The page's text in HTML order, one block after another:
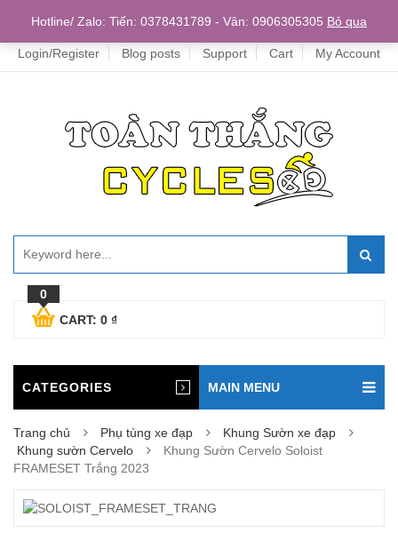
Home
Login/Register Blog posts Support Cart My Account
0
CART: 0 ₫
CATEGORIES MAIN MENU
Trang chủ Phụ tùng xe đạp
Khung Sườn xe đạp
Khung sườn Cervelo
Khung Sườn Cervelo Soloist
FRAMESET Trắng 2023
Hotline/ Zalo: Tiến: 0378431789 - Vân: 0906305305 Bỏ qua